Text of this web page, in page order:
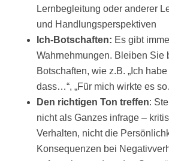
Lernbegleitung oder anderer
und Handlungsperspektiven
Ich-Botschaften: Es gibt
Wahrnehmungen. Bleiben Sie
Botschaften, wie z.B. „Ich
dass…“, „Für mich wirkte es
Den richtigen Ton treffen:
nicht als Ganzes infrage –
Verhalten, nicht die
Konsequenzen bei